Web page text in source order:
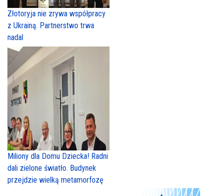
Złotoryja nie zrywa współpracy
z Ukrainą. Partnerstwo trwa
nadal
Miliony dla Domu Dziecka! Radni
dali zielone światło. Budynek
przejdzie wielką metamorfozę